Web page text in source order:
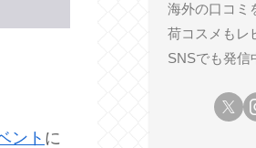
ント に
海外の口コミ
荷コスメもレ
SNSでも発